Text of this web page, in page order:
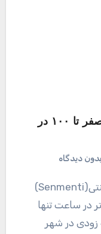
سوپر اسکوتر برقی با شتاب صفر تا ۱۰۰ در
بدون دیدگاه
صفر تا ۱۰۰ کیلومتر در ساعت تنها
به زودی در شهر